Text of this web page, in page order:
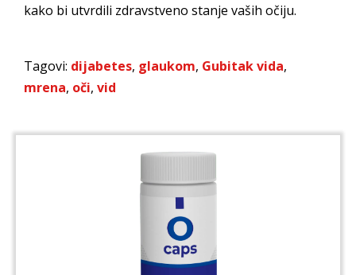
kako bi utvrdili zdravstveno stanje vaših očiju.
Tagovi: dijabetes, glaukom, Gubitak vida,
mrena, oči, vid